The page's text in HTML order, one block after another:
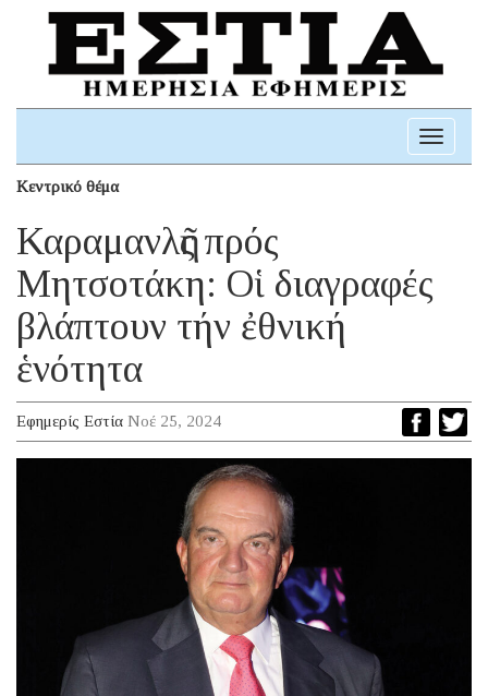
Toggle
Κεντρικό θέμα
Καραμανλῆς πρός
Μητσοτάκη: Οἱ διαγραφές
βλάπτουν τήν ἐθνική
ἑνότητα
Εφημερίς Εστία Νοέ 25, 2024